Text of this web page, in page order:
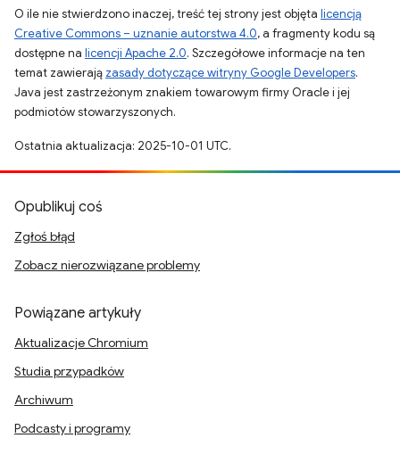
O ile nie stwierdzono inaczej, treść tej strony jest objęta licencją
Creative Commons – uznanie autorstwa 4.0, a fragmenty kodu są
dostępne na licencji Apache 2.0. Szczegółowe informacje na ten
temat zawierają zasady dotyczące witryny Google Developers.
Java jest zastrzeżonym znakiem towarowym firmy Oracle i jej
podmiotów stowarzyszonych.
Ostatnia aktualizacja: 2025-10-01 UTC.
Opublikuj coś
Zgłoś błąd
Zobacz nierozwiązane problemy
Powiązane artykuły
Aktualizacje Chromium
Studia przypadków
Archiwum
Podcasty i programy